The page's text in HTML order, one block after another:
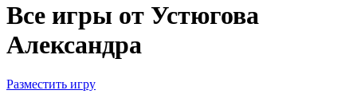
Все игры от Устюгова
Александра
Разместить игру